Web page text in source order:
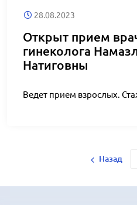
28.08.2023
Открыт прием
гинеколога
Натиговны
Ведет прием взрослых.
Назад